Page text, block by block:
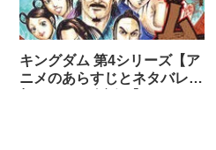
キングダム 第4シリーズ【ア
ニメのあらすじとネタバレ感